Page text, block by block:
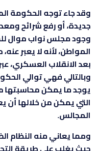
وقد جاء توجه الحكومة
جديدة، أو رفع شرائح
وجود مجلس نواب موال
المواطن، لأنه لا يعبر
بعد الانقلاب العسكري،
وبالتالي فهي توالي
يوجد ما يمكن محاسبتها
التي يمكن من خلالها أن
المجالس.
ومما يعاني منه النظام